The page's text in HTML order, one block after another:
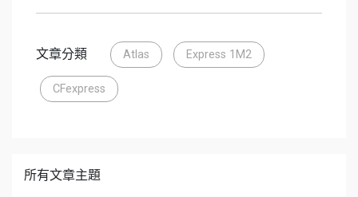
文章分類 Atlas Express 1M2
CFexpress
所有文章主題